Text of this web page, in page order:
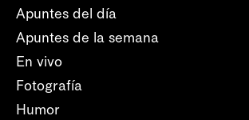
Apuntes del día
Apuntes de la semana
En vivo
Fotografía
Humor